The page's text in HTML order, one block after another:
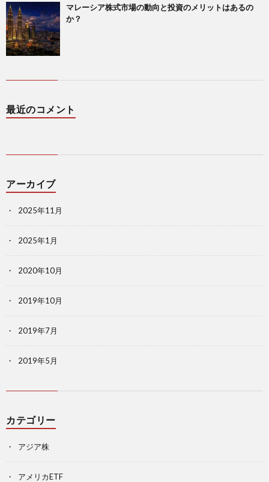
マレーシア株式市場の動向と投資のメリットはあるの
か？
最近のコメント
アーカイブ
2025年11月
2025年1月
2020年10月
2019年10月
2019年7月
2019年5月
カテゴリー
アジア株
アメリカETF